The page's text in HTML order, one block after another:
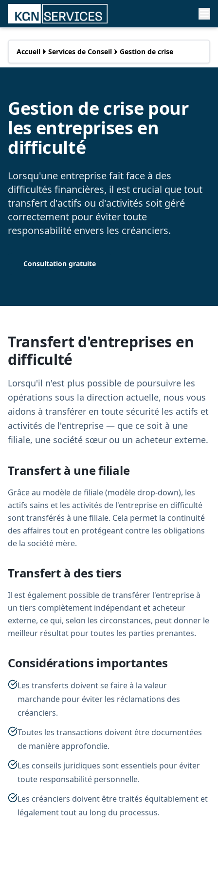
Accueil Services de Conseil Gestion de crise
Gestion de crise pour
les entreprises en
difficulté
Lorsqu'une entreprise fait face à des
difficultés financières, il est crucial que tout
transfert d'actifs ou d'activités soit géré
correctement pour éviter toute
responsabilité envers les créanciers.
Consultation gratuite
Transfert d'entreprises en
difficulté
Lorsqu'il n'est plus possible de poursuivre les
opérations sous la direction actuelle, nous vous
aidons à transférer en toute sécurité les actifs et
activités de l'entreprise — que ce soit à une
filiale, une société sœur ou un acheteur externe.
Transfert à une filiale
Grâce au modèle de filiale (modèle drop-down), les
actifs sains et les activités de l'entreprise en difficulté
sont transférés à une filiale. Cela permet la continuité
des affaires tout en protégeant contre les obligations
de la société mère.
Transfert à des tiers
Il est également possible de transférer l'entreprise à
un tiers complètement indépendant et acheteur
externe, ce qui, selon les circonstances, peut donner le
meilleur résultat pour toutes les parties prenantes.
Considérations importantes
Les transferts doivent se faire à la valeur
marchande pour éviter les réclamations des
créanciers.
Toutes les transactions doivent être documentées
de manière approfondie.
Les conseils juridiques sont essentiels pour éviter
toute responsabilité personnelle.
Les créanciers doivent être traités équitablement et
légalement tout au long du processus.